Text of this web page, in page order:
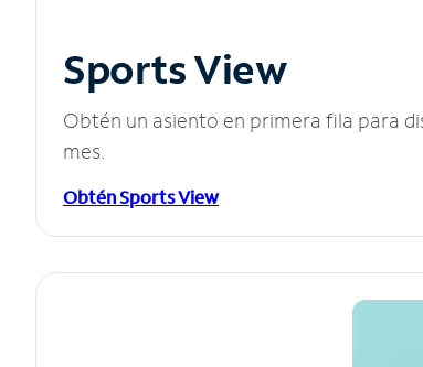
Sports View
Obtén un asiento en primera fila para
mes.
Obtén Sports View